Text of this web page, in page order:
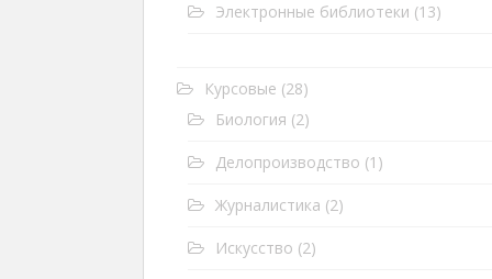
Электронные библиотеки (13)
Курсовые (28)
Биология (2)
Делопроизводство (1)
Журналистика (2)
Искусство (2)